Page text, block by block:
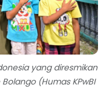
yang diresmikan
(Humas KPwBI